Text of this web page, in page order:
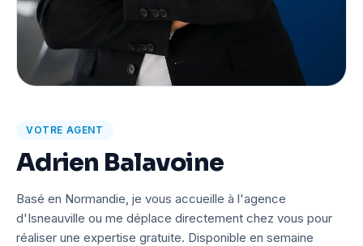
VOTRE AGENT
Adrien Balavoine
Basé en Normandie, je vous accueille à l'agence
d'Isneauville ou me déplace directement chez vous pour
réaliser une expertise gratuite. Disponible en semaine